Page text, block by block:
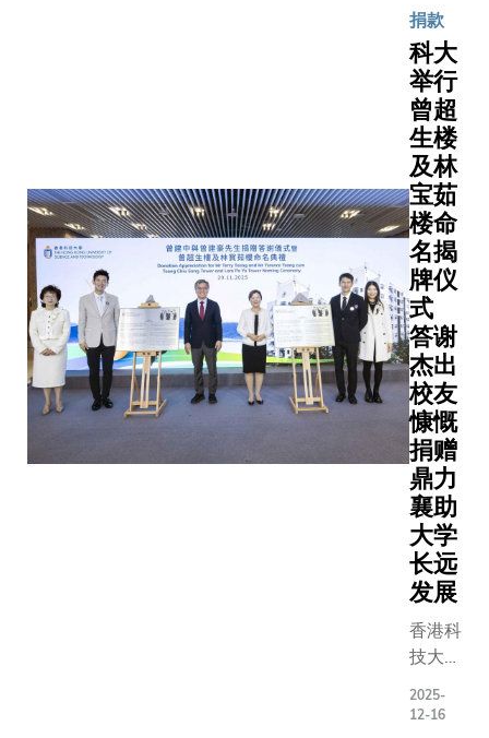
全情投
入学习
和探
索，将
所学到
的转化
为建设
香港、
服务国
家的力
量。」
张女士
对科大
鼎力支
持，皆
因她对
大学
「凡事
皆可
为」精
神及深
厚科研
实力的
认可。
她说︰
常欣赏
推广与传
承。 他的
成就充分
展现出非
凡智慧和
坚毅精
神，以及
勇于开
拓、精益
求精的风
范。」叶
校长续
指，施家
四子继承
家风，热
心支持科
大发展，
既体现了
对科大的
信任，也
反映四位
对全人教
育的重
视。 「今
年适逢科
大创校35
周年，四
位的捐赠
于创新
的精
神，并
向一代
又一代
科大人
所缔造
的卓越
成就致
敬。启
动仪式
由香港
特别行
政区政
府政务
司司长
陈国基
先生、
中央人
民政府
驻香港
特别行
政区联
室副主
任罗永
纲先
生，以
培养方
面正式
展开一
项长期
合作。
科大副
校长
（大学
拓展）
吴宏伟
教授、
数学系
系主任
及讲座
教授徐
昆教
授、数
学系兼
工业工
程及决
策分析
学系教
授陈卡
你教授
出席签
式。学
捐款
科大
举行
曾超
生楼
及林
宝茹
楼命
名揭
牌仪
式
答谢
杰出
校友
慷慨
捐赠
鼎力
襄助
大学
长远
发展
香港科
技大学
大）再
2025-
12-16